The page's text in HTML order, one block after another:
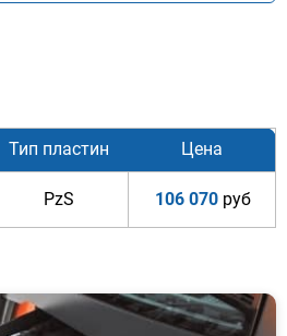
Тип пластин Цена
PzS 106 070руб